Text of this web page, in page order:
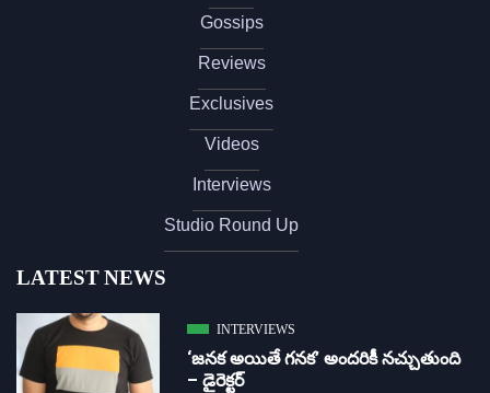
Gossips
Reviews
Exclusives
Videos
Interviews
Studio Round Up
LATEST NEWS
INTERVIEWS
‘జ‌న‌క అయితే గ‌న‌క‌’ అందరికీ నచ్చుతుంది
– డైరెక్ట‌ర్